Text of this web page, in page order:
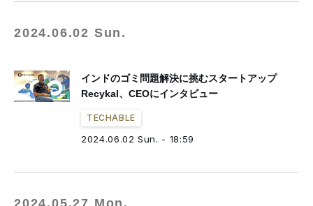
2024.06.02 Sun.
インドのゴミ問題解決に挑むスタートアップ
Recykal、CEOにインタビュー
TECHABLE
2024.06.02 Sun. - 18:59
2024.05.27 Mon.